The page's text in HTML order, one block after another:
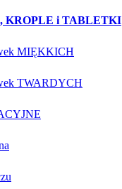
KROPLE i TABLETKI
MIĘKKICH
TWARDYCH